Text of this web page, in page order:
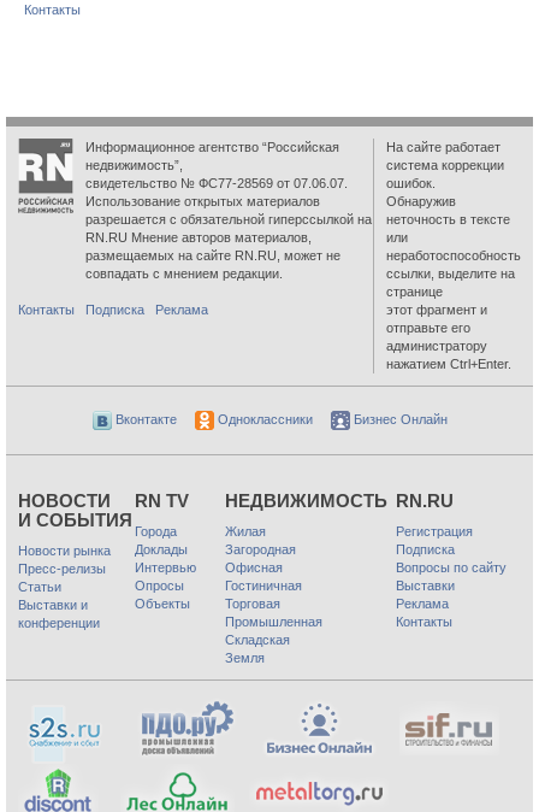
Контакты
Информационное агентство “Российская
недвижимость”,
свидетельство № ФС77-28569 от 07.06.07.
Использование открытых материалов
разрешается с обязательной гиперссылкой на
RN.RU Мнение авторов материалов,
размещаемых на сайте RN.RU, может не
совпадать с мнением редакции.
Контакты Подписка Реклама
На сайте работает
система коррекции
ошибок.
Обнаружив
неточность в тексте
или
неработоспособность
ссылки, выделите на
странице
этот фрагмент и
отправьте его
администратору
нажатием Ctrl+Enter.
Вконтакте Одноклассники Бизнес Онлайн
НОВОСТИ
И СОБЫТИЯ
Новости рынка
Пресс-релизы
Статьи
Выставки и
конференции
RN TV
Города
Доклады
Интервью
Опросы
Объекты
НЕДВИЖИМОСТЬ
Жилая
Загородная
Офисная
Гостиничная
Торговая
Промышленная
Складская
Земля
RN.RU
Регистрация
Подписка
Вопросы по сайту
Выставки
Реклама
Контакты